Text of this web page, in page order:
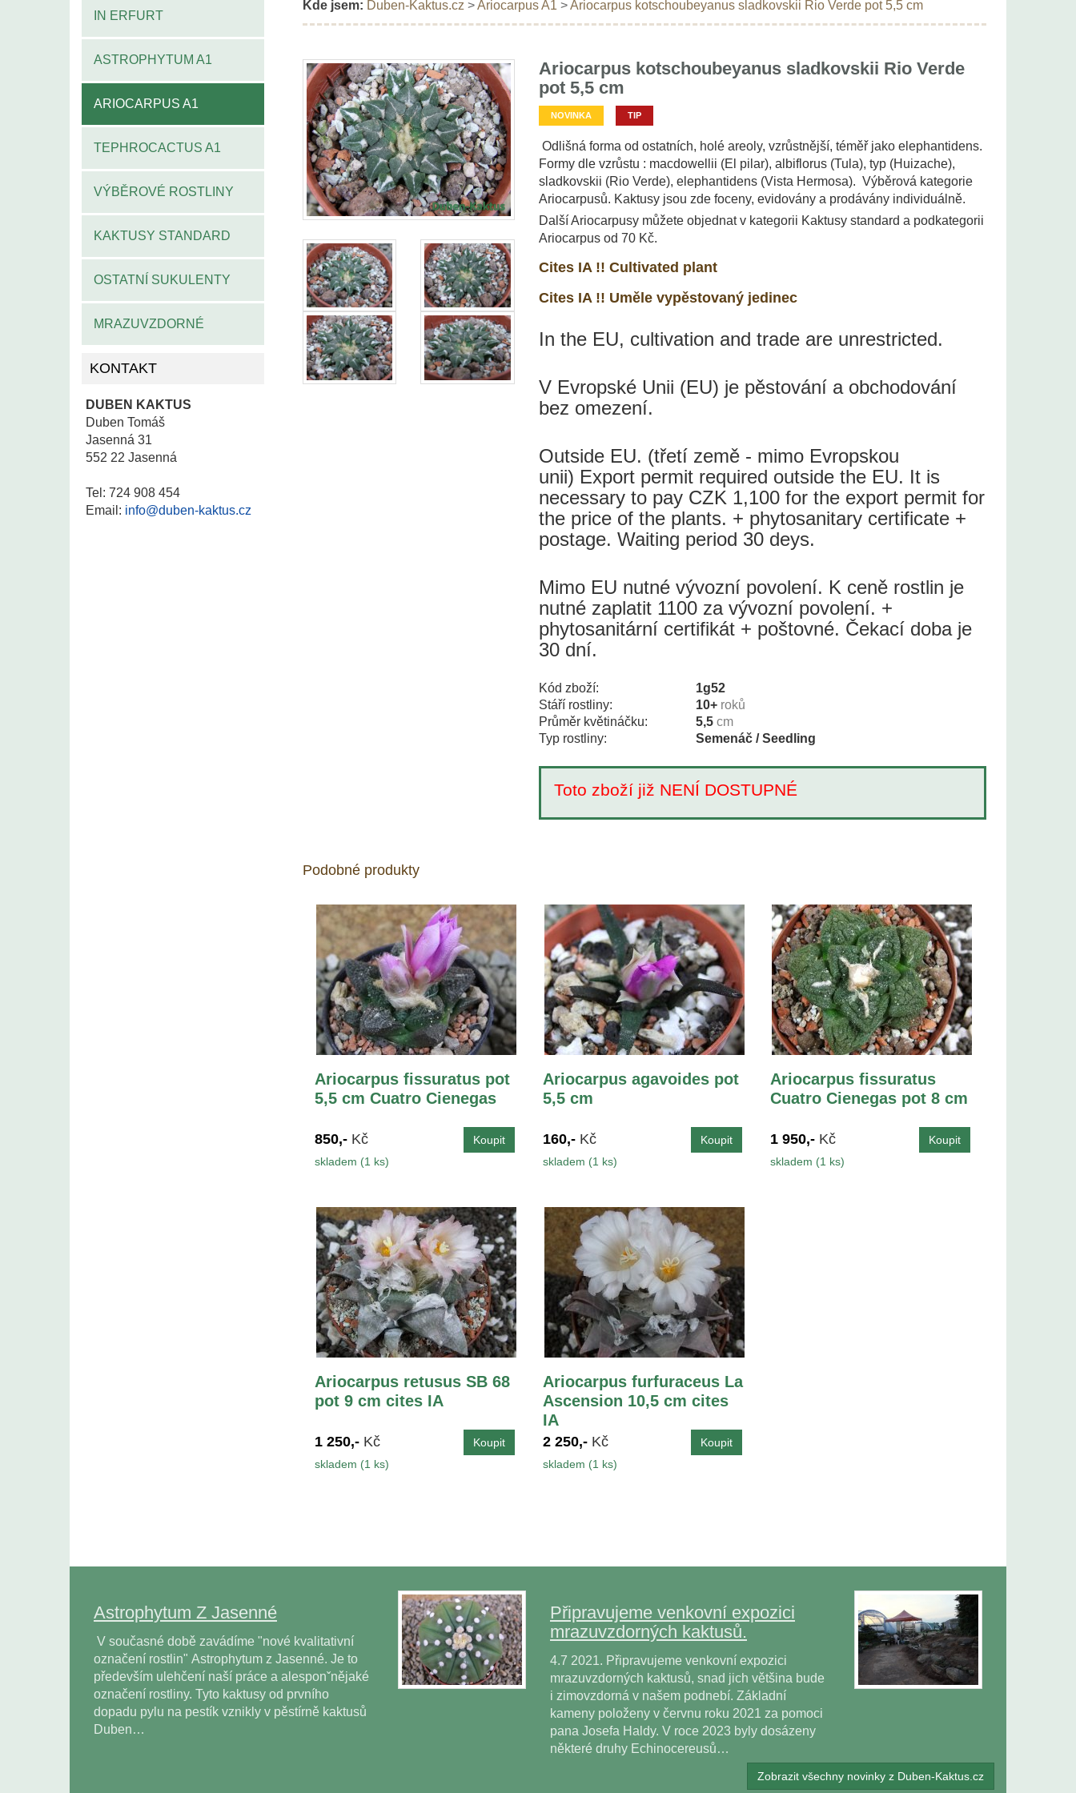
IN ERFURT
ASTROPHYTUM A1
ARIOCARPUS A1
TEPHROCACTUS A1
VÝBĚROVÉ ROSTLINY
KAKTUSY STANDARD
OSTATNÍ SUKULENTY
MRAZUVZDORNÉ
KONTAKT
DUBEN KAKTUS
Duben Tomáš
Jasenná 31
552 22 Jasenná
Tel: 724 908 454
Email: info@duben-kaktus.cz
Kde jsem: Duben-Kaktus.cz >Ariocarpus A1 >Ariocarpus kotschoubeyanus sladkovskii Rio Verde pot 5,5 cm
Ariocarpus kotschoubeyanus sladkovskii Rio Verde
pot 5,5 cm
NOVINKA TIP
Odlišná forma od ostatních, holé areoly, vzrůstnější, téměř jako elephantidens.
Formy dle vzrůstu : macdowellii (El pilar), albiflorus (Tula), typ (Huizache),
sladkovskii (Rio Verde), elephantidens (Vista Hermosa). Výběrová kategorie
Ariocarpusů. Kaktusy jsou zde foceny, evidovány a prodávány individuálně.
Další Ariocarpusy můžete objednat v kategorii Kaktusy standard a podkategorii
Ariocarpus od 70 Kč.
Cites IA !! Cultivated plant
Cites IA !! Uměle vypěstovaný jedinec
In the EU, cultivation and trade are unrestricted.
V Evropské Unii (EU) je pěstování a obchodování
bez omezení.
Outside EU. (třetí země - mimo Evropskou
unii) Export permit required outside the EU. It is
necessary to pay CZK 1,100 for the export permit for
the price of the plants. + phytosanitary certificate +
postage. Waiting period 30 deys.
Mimo EU nutné vývozní povolení. K ceně rostlin je
nutné zaplatit 1100 za vývozní povolení. +
phytosanitární certifikát + poštovné. Čekací doba je
30 dní.
Kód zboží:
1g52
Stáří rostliny:
10+ roků
Průměr květináčku:
5,5 cm
Typ rostliny:
Semenáč / Seedling
Toto zboží již NENÍ DOSTUPNÉ
Podobné produkty
Ariocarpus fissuratus pot
5,5 cm Cuatro Cienegas
850,- Kč
skladem (1 ks)
Ariocarpus agavoides pot
5,5 cm
160,- Kč
skladem (1 ks)
Ariocarpus fissuratus
Cuatro Cienegas pot 8 cm
1 950,- Kč
skladem (1 ks)
Ariocarpus retusus SB 68
pot 9 cm cites IA
1 250,- Kč
skladem (1 ks)
Ariocarpus furfuraceus La
Ascension 10,5 cm cites
IA
2 250,- Kč
skladem (1 ks)
Astrophytum Z Jasenné
V současné době zavádíme "nové kvalitativní
označení rostlin" Astrophytum z Jasenné. Je to
především ulehčení naší práce a alesponˇnějaké
označení rostliny. Tyto kaktusy od prvního
dopadu pylu na pestík vznikly v pěstírně kaktusů
Duben…
Připravujeme venkovní expozici
mrazuvzdorných kaktusů.
4.7 2021. Připravujeme venkovní expozici
mrazuvzdorných kaktusů, snad jich většina bude
i zimovzdorná v našem podnebí. Základní
kameny položeny v červnu roku 2021 za pomoci
pana Josefa Haldy. V roce 2023 byly dosázeny
některé druhy Echinocereusů…
Zobrazit všechny novinky z Duben-Kaktus.cz